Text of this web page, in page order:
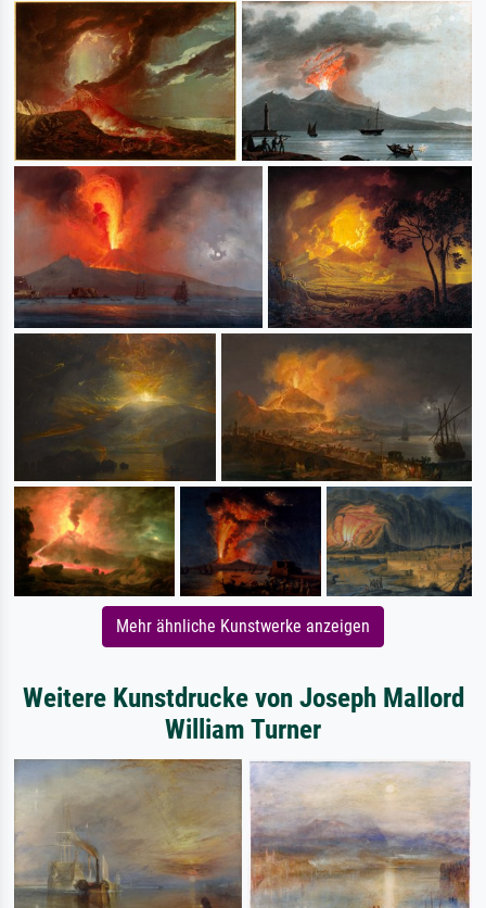
Mehr ähnliche Kunstwerke anzeigen
Weitere Kunstdrucke von Joseph Mallord
William Turner